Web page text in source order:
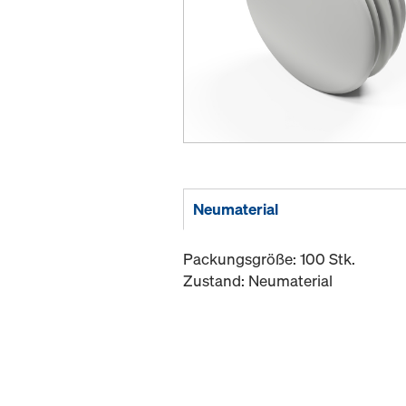
Neumaterial
Packungsgröße: 100 Stk.
Zustand: Neumaterial